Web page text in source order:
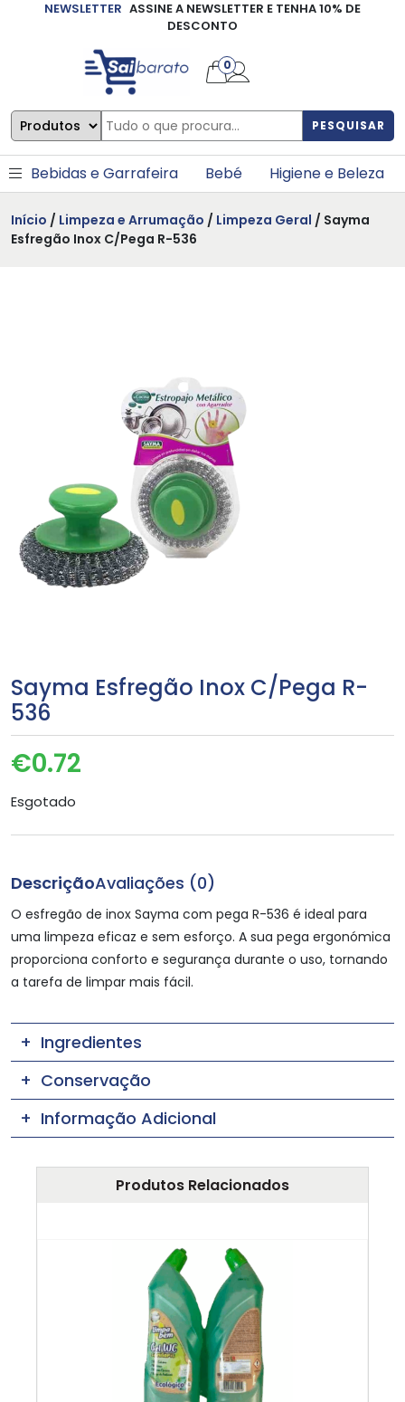
NEWSLETTER ASSINE A NEWSLETTER E TENHA 10% DE
DESCONTO
PESQUISAR
0
Bebidas e Garrafeira Bebé Higiene e Beleza
Início / Limpeza e Arrumação / Limpeza Geral / Sayma
Esfregão Inox C/Pega R-536
Sayma Esfregão Inox C/Pega R-
536
€0.72
Esgotado
DescriçãoAvaliações (0)
O esfregão de inox Sayma com pega R-536 é ideal para
uma limpeza eficaz e sem esforço. A sua pega ergonómica
proporciona conforto e segurança durante o uso, tornando
a tarefa de limpar mais fácil.
Ingredientes
Conservação
Informação Adicional
Produtos Relacionados